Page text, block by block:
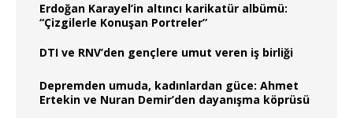
Erdoğan Karayel’in altıncı karikatür albümü:
“Çizgilerle Konuşan Portreler”
DTI ve RNV’den gençlere umut veren iş birliği
Depremden umuda, kadınlardan güce: Ahmet
Ertekin ve Nuran Demir’den dayanışma köprüsü